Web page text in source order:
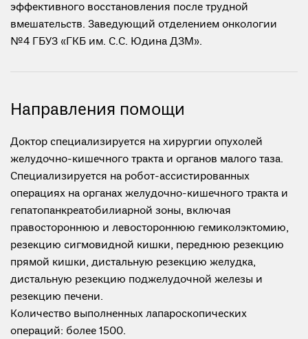
эффективного восстановления после трудной
вмешательств. Заведующий отделением онкологии
№4 ГБУЗ «ГКБ им. С.С. Юдина ДЗМ».
Направления помощи
Доктор специализируется на хирургии опухолей
желудочно-кишечного тракта и органов малого таза.
Специализируется на робот-ассистированных
операциях на органах желудочно-кишечного тракта и
гепатопанкреатобилиарной зоны, включая
правостороннюю и левостороннюю гемиколэктомию,
резекцию сигмовидной кишки, переднюю резекцию
прямой кишки, дистальную резекцию желудка,
дистальную резекцию поджелудочной железы и
резекцию печени.
Количество выполненных лапароскопических
операций: более 1500.